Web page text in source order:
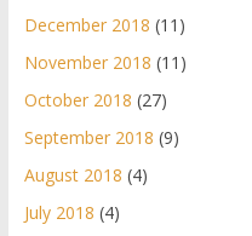
December 2018 (11)
November 2018 (11)
October 2018 (27)
September 2018 (9)
August 2018 (4)
July 2018 (4)